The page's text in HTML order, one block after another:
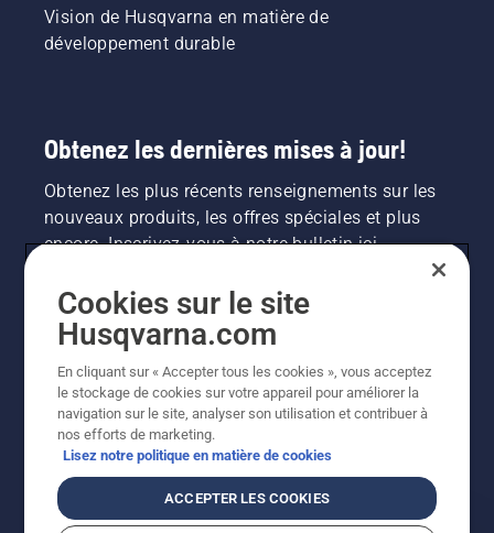
Vision de Husqvarna en matière de
développement durable
Obtenez les dernières mises à jour!
Obtenez les plus récents renseignements sur les
nouveaux produits, les offres spéciales et plus
encore. Inscrivez-vous à notre bulletin ici.
INSCRIPTION À LA NEWSLETTER
Cookies sur le site
Husqvarna.com
En cliquant sur « Accepter tous les cookies », vous acceptez
le stockage de cookies sur votre appareil pour améliorer la
navigation sur le site, analyser son utilisation et contribuer à
nos efforts de marketing.
Lisez notre politique en matière de cookies
ACCEPTER LES COOKIES